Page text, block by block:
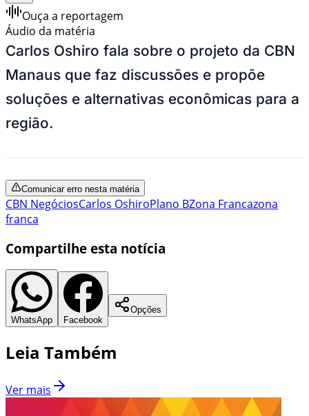
Ouça a reportagem
Áudio da matéria
Carlos Oshiro fala sobre o projeto da CBN
Manaus que faz discussões e propõe
soluções e alternativas econômicas para a
região.
Comunicar erro nesta matéria
CBN NegóciosCarlos OshiroPlano BZona Francazona
franca
Compartilhe esta notícia
WhatsApp Facebook
Opções
Leia Também
Ver mais